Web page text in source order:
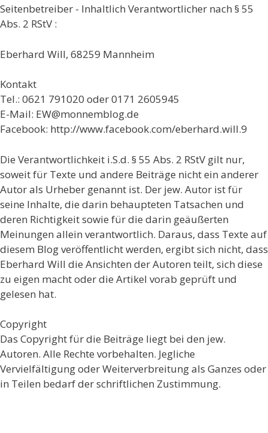
Seitenbetreiber - Inhaltlich Verantwortlicher nach § 55
Abs. 2 RStV :
Eberhard Will, 68259 Mannheim
Kontakt
Tel.: 0621 791020 oder 0171 2605945
E-Mail: EW@monnemblog.de
Facebook: http://www.facebook.com/eberhard.will.9
Die Verantwortlichkeit i.S.d. § 55 Abs. 2 RStV gilt nur,
soweit für Texte und andere Beiträge nicht ein anderer
Autor als Urheber genannt ist. Der jew. Autor ist für
seine Inhalte, die darin behaupteten Tatsachen und
deren Richtigkeit sowie für die darin geäußerten
Meinungen allein verantwortlich. Daraus, dass Texte auf
diesem Blog veröffentlicht werden, ergibt sich nicht, dass
Eberhard Will die Ansichten der Autoren teilt, sich diese
zu eigen macht oder die Artikel vorab geprüft und
gelesen hat.
Copyright
Das Copyright für die Beiträge liegt bei den jew.
Autoren. Alle Rechte vorbehalten. Jegliche
Vervielfältigung oder Weiterverbreitung als Ganzes oder
in Teilen bedarf der schriftlichen Zustimmung.